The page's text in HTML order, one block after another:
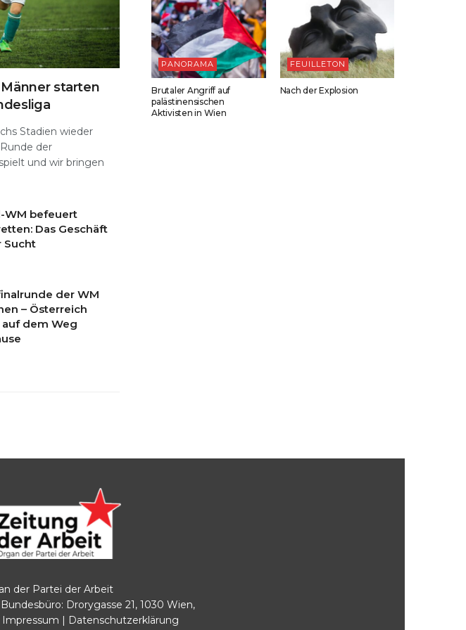
starten
Stadien wieder
der
und wir bringen
WM befeuert
Das Geschäft
Sucht
der WM
– Österreich
dem Weg
PANORAMA
Brutaler Angriff auf
palästinensischen
Aktivisten in Wien
FEUILLETON
Nach der Explosion
der Partei der Arbeit
Bundesbüro: Drorygasse 21, 1030 Wien,
Impressum | Datenschutzerklärung